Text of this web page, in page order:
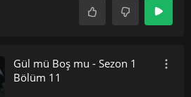
Gül mü Boş mu - Sezon 1
Bölüm 11